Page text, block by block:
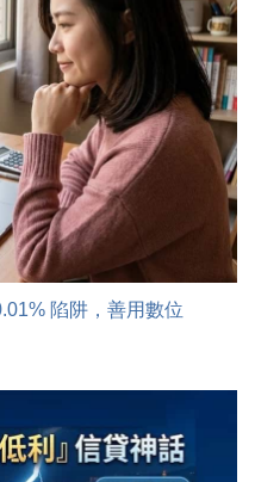
陷阱，善用數位